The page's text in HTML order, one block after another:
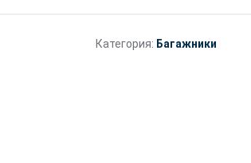
Категория: Багажники